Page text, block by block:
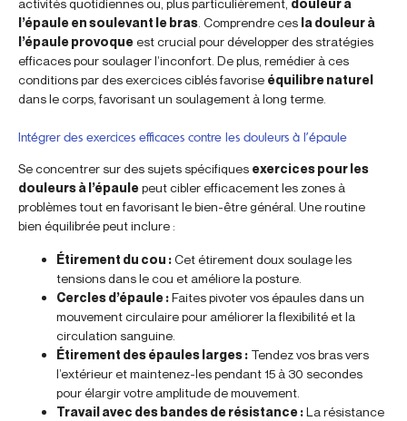
l’épaule en soulevant le bras . Comprendre ces la douleur à
l’épaule provoqueest crucial pour développer des stratégies
efficaces pour soulager l’inconfort. De plus, remédier à ces
conditions par des exercices ciblés favorise équilibre naturel
dans le corps, favorisant un soulagement à long terme.
Intégrer des exercices efficaces contre les douleurs à l’épaule
Se concentrer sur des sujets spécifiques exercices pour les
douleurs à l’épaulepeut cibler efficacement les zones à
problèmes tout en favorisant le bien-être général. Une routine
bien équilibrée peut inclure :
Étirement du cou :Cet étirement doux soulage les
tensions dans le cou et améliore la posture.
Cercles d’épaule :Faites pivoter vos épaules dans un
mouvement circulaire pour améliorer la flexibilité et la
circulation sanguine.
Étirement des épaules larges : Tendez vos bras vers
l’extérieur et maintenez-les pendant 15 à 30 secondes
pour élargir votre amplitude de mouvement.
Travail avec des bandes de résistance :La résistance